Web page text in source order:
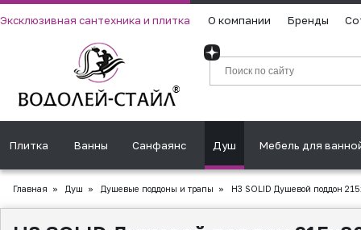
Эксклюзивная сантехника и плитка О компании Бренды
Плитка Ванны Санфаянс Душ Мебель для
Главная » Душ » Душевые поддоны и трапы » H3 SOLID Душевой поддон